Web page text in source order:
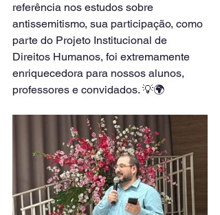
referência nos estudos sobre
antissemitismo, sua participação, como
parte do Projeto Institucional de
Direitos Humanos, foi extremamente
enriquecedora para nossos alunos,
professores e convidados. 💡🌍